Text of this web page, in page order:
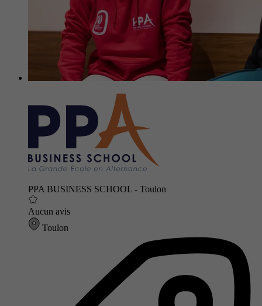
PPA BUSINESS SCHOOL - Toulon
Aucun avis
Toulon